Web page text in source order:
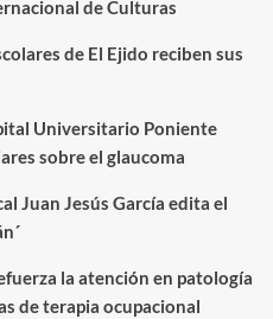
de Culturas
de El Ejido reciben sus
Universitario Poniente
sobre el glaucoma
Juan Jesús García edita el
la atención en patología
de terapia ocupacional